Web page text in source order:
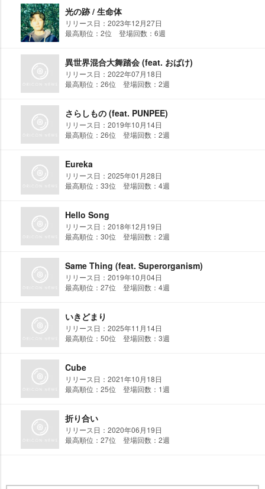
光の跡 / 生命体
リリース日：2023年12月27日
最高順位：2位 登場回数：6週
異世界混合大舞踏会 (feat. おばけ)
リリース日：2022年07月18日
最高順位：26位 登場回数：2週
さらしもの (feat. PUNPEE)
リリース日：2019年10月14日
最高順位：26位 登場回数：2週
Eureka
リリース日：2025年01月28日
最高順位：33位 登場回数：4週
Hello Song
リリース日：2018年12月19日
最高順位：30位 登場回数：2週
Same Thing (feat. Superorganism)
リリース日：2019年10月04日
最高順位：27位 登場回数：4週
いきどまり
リリース日：2025年11月14日
最高順位：50位 登場回数：3週
Cube
リリース日：2021年10月18日
最高順位：25位 登場回数：1週
折り合い
リリース日：2020年06月19日
最高順位：27位 登場回数：2週